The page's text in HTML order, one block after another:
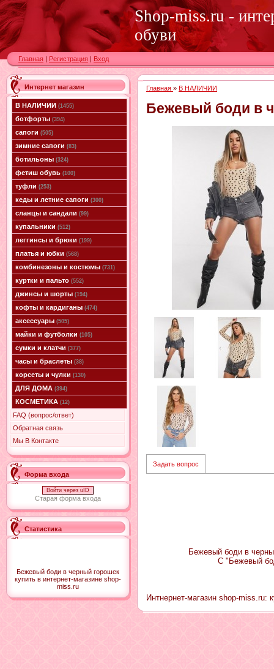
Shop-miss.ru -
обуви
Главная | Регистрация | Вход
Интернет магазин
В НАЛИЧИИ (1455)
ботфорты (394)
сапоги (505)
зимние сапоги (83)
ботильоны (324)
фетиш обувь (100)
туфли (253)
кеды и летние сапоги (300)
сланцы и сандали (99)
купальники (512)
леггинсы и брюки (199)
платья и юбки (568)
комбинезоны и костюмы (731)
куртки и пальто (552)
джинсы и шорты (194)
кофты и кардиганы (474)
аксессуары (505)
майки и футболки (105)
сумки и клатчи (377)
часы и браслеты (38)
корсеты и чулки (130)
ДЛЯ ДОМА (394)
КОСМЕТИКА (12)
FAQ (вопрос/ответ)
Обратная связь
Мы В Контакте
Форма входа
Войти через uID
Старая форма входа
Статистика
Бежевый боди в черный горошек
купить в интернет-магазине shop-
miss.ru
Главная » В НАЛИЧИИ
Бежевый боди в
Задать вопрос
Бежевый боди в
С "Бежевый
Интнернет-магазин shop-